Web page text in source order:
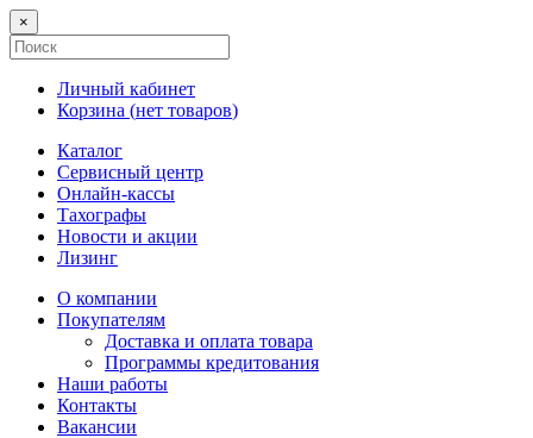
×
Личный кабинет
Корзина (нет товаров)
Каталог
Сервисный центр
Онлайн-кассы
Тахографы
Новости и акции
Лизинг
О компании
Покупателям
Доставка и оплата товара
Программы кредитования
Наши работы
Контакты
Вакансии